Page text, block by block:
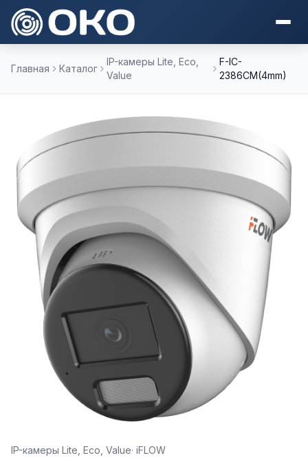
Главная Каталог
IP-камеры Lite, Eco,
Value
F-IC-
2386CM(4mm)
IP-камеры Lite, Eco, Value· iFLOW